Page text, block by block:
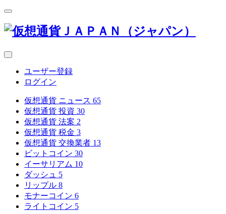
ユーザー登録
ログイン
仮想通貨 ニュース 65
仮想通貨 投資 30
仮想通貨 法案 2
仮想通貨 税金 3
仮想通貨 交換業者 13
ビットコイン 30
イーサリアム 10
ダッシュ 5
リップル 8
モナーコイン 6
ライトコイン 5